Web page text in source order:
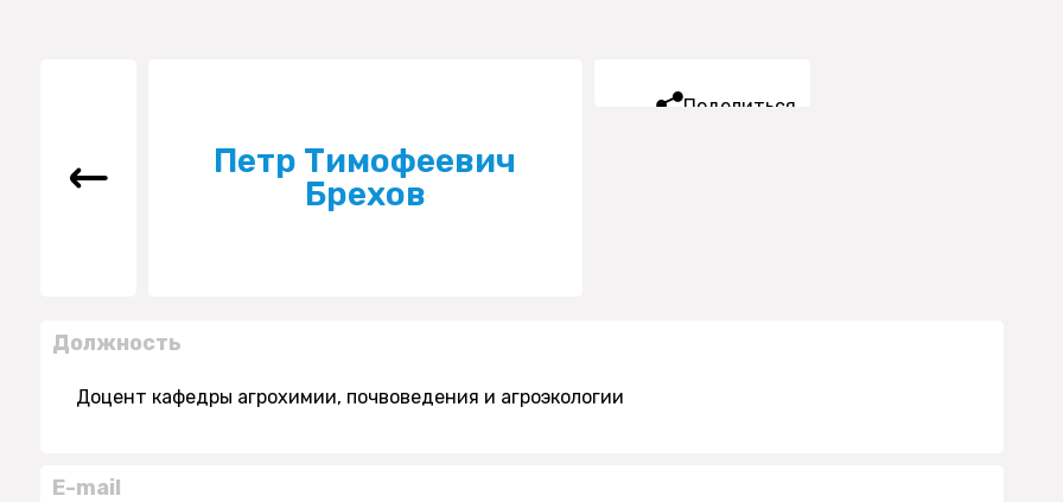
Петр Тимофеевич
Брехов
Поделиться
Должность
Доцент кафедры агрохимии, почвоведения и агроэкологии
E-mail